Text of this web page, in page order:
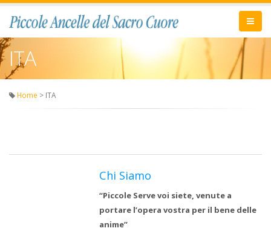
ITA
Home > ITA
Chi Siamo
“Piccole Serve voi siete, venute a
portare l’opera vostra per il bene delle
anime”